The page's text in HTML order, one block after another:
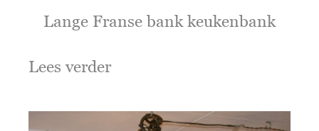
Lange Franse bank keukenbank
Lees verder